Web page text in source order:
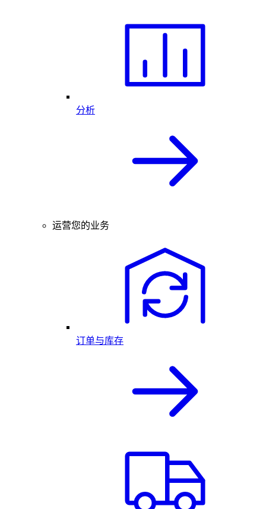
分析
运营您的业务
订单与库存